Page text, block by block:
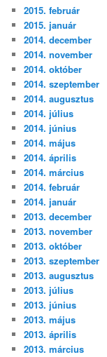
2015. február
2015. január
2014. december
2014. november
2014. október
2014. szeptember
2014. augusztus
2014. július
2014. június
2014. május
2014. április
2014. március
2014. február
2014. január
2013. december
2013. november
2013. október
2013. szeptember
2013. augusztus
2013. július
2013. június
2013. május
2013. április
2013. március